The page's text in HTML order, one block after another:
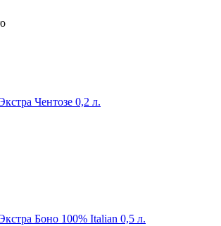
Чентозе 0,2 л.
Боно 100% Italian 0,5 л.